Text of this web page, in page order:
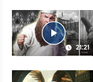
21:21